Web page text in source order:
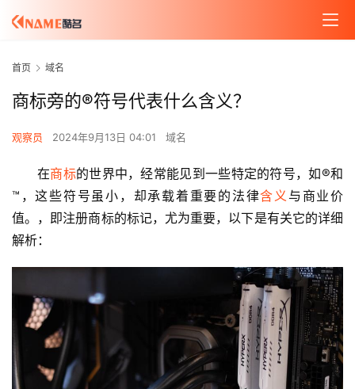
首页 域名
商标旁的®符号代表什么含义？
观察员 2024年9月13日 04:01 域名
在商标的世界中，经常能见到一些特定的符号，如®和
™，这些符号虽小，却承载着重要的法律含义 与商业价
值。，即注册商标的标记，尤为重要，以下是有关它的详细
解析：